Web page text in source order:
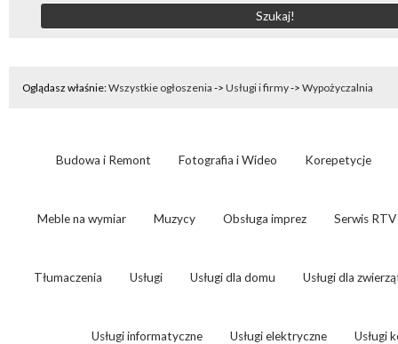
Oglądasz właśnie:Wszystkie ogłoszenia -> Usługi i firmy-> Wypożyczalnia
Budowa i Remont Fotografia i Wideo Korepetycje
Meble na wymiar Muzycy Obsługa imprez Serwis
Tłumaczenia Usługi Usługi dla domu Usługi dla
Usługi informatyczne Usługi elektryczne Usługi